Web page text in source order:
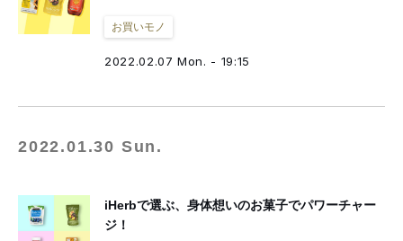
お買いモノ
2022.02.07 Mon. - 19:15
2022.01.30 Sun.
iHerbで選ぶ、身体想いのお菓子でパワーチャー
ジ！